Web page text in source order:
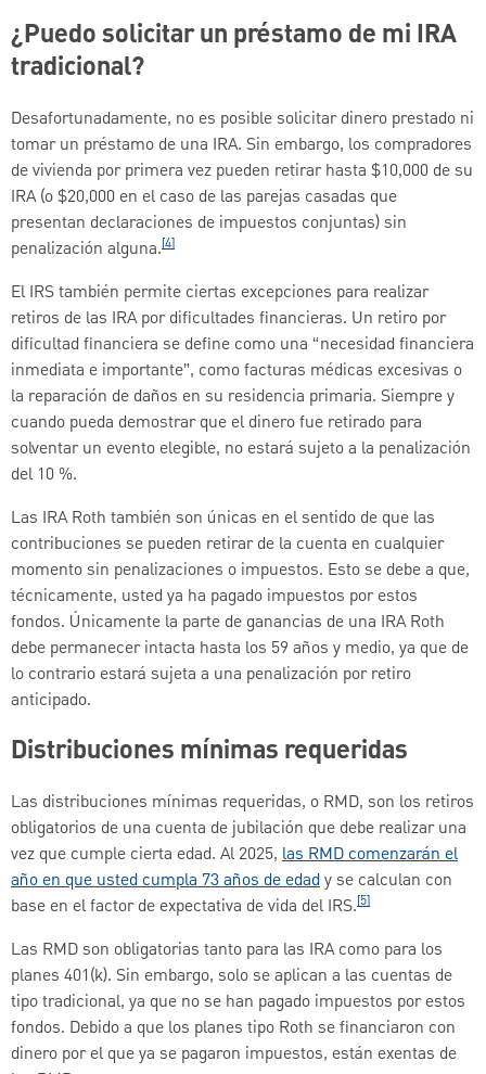
¿Puedo solicitar un préstamo de mi IRA
tradicional?
Desafortunadamente, no es posible solicitar dinero prestado ni
tomar un préstamo de una IRA. Sin embargo, los compradores
de vivienda por primera vez pueden retirar hasta $10,000 de su
IRA (o $20,000 en el caso de las parejas casadas que
presentan declaraciones de impuestos conjuntas) sin
penalización alguna.[4]
El IRS también permite ciertas excepciones para realizar
retiros de las IRA por dificultades financieras. Un retiro por
dificultad financiera se define como una “necesidad financiera
inmediata e importante”, como facturas médicas excesivas o
la reparación de daños en su residencia primaria. Siempre y
cuando pueda demostrar que el dinero fue retirado para
solventar un evento elegible, no estará sujeto a la penalización
del 10 %.
Las IRA Roth también son únicas en el sentido de que las
contribuciones se pueden retirar de la cuenta en cualquier
momento sin penalizaciones o impuestos. Esto se debe a que,
técnicamente, usted ya ha pagado impuestos por estos
fondos. Únicamente la parte de ganancias de una IRA Roth
debe permanecer intacta hasta los 59 años y medio, ya que de
lo contrario estará sujeta a una penalización por retiro
anticipado.
Distribuciones mínimas requeridas
Las distribuciones mínimas requeridas, o RMD, son los retiros
obligatorios de una cuenta de jubilación que debe realizar una
vez que cumple cierta edad. Al 2025, las RMD comenzarán el
año en que usted cumpla 73 años de edady se calculan con
base en el factor de expectativa de vida del IRS.[5]
Las RMD son obligatorias tanto para las IRA como para los
planes 401(k). Sin embargo, solo se aplican a las cuentas de
tipo tradicional, ya que no se han pagado impuestos por estos
fondos. Debido a que los planes tipo Roth se financiaron con
dinero por el que ya se pagaron impuestos, están exentas de